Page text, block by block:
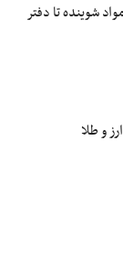
شوینده تا دفتر
و طلا